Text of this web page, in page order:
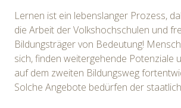
Lernen ist ein lebenslanger Prozess,
die Arbeit der Volkshochschulen und
Bildungsträger von Bedeutung!
sich, finden weitergehende Potenziale
auf dem zweiten Bildungsweg
Solche Angebote bedürfen der